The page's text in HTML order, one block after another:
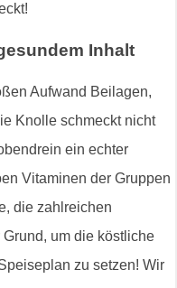
Inhalt
Aufwand Beilagen,
Knolle schmeckt nicht
ein echter
Vitaminen der Gruppen
die zahlreichen
um die köstliche
zu setzen! Wir